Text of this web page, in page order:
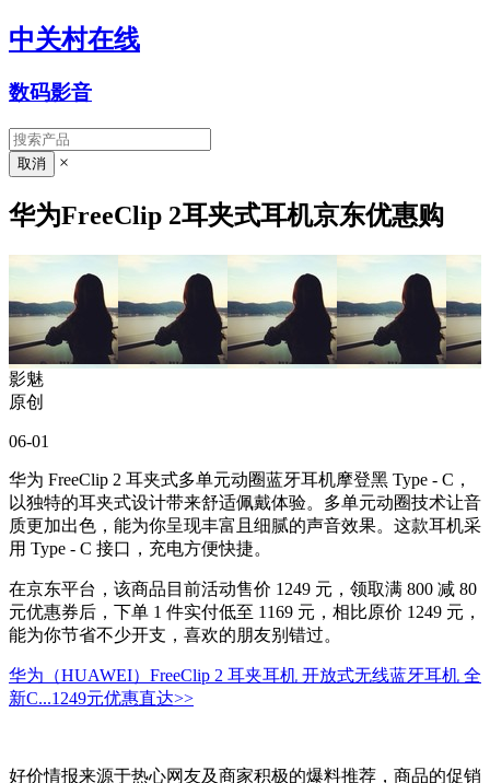
中关村在线
数码影音
×
华为FreeClip 2耳夹式耳机京东优惠购
影魅
原创
06-01
华为 FreeClip 2 耳夹式多单元动圈蓝牙耳机摩登黑 Type - C，
以独特的耳夹式设计带来舒适佩戴体验。多单元动圈技术让音
质更加出色，能为你呈现丰富且细腻的声音效果。这款耳机采
用 Type - C 接口，充电方便快捷。
在京东平台，该商品目前活动售价 1249 元，领取满 800 减 80
元优惠券后，下单 1 件实付低至 1169 元，相比原价 1249 元，
能为你节省不少开支，喜欢的朋友别错过。
华为（HUAWEI）FreeClip 2 耳夹耳机 开放式无线蓝牙耳机 全
新C...1249元优惠直达>>
好价情报来源于热心网友及商家积极的爆料推荐，商品的促销